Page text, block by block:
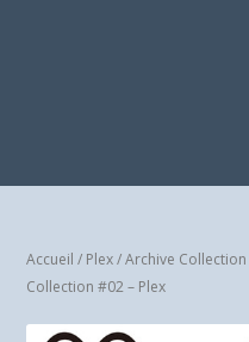
Accueil / Plex/Archive Collection
Collection #02 – Plex